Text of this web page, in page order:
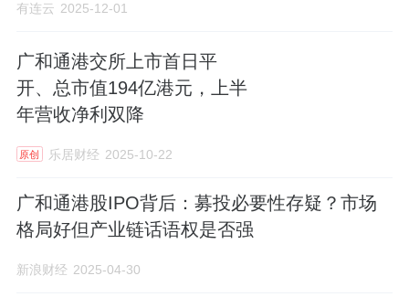
有连云 2025-12-01
广和通港交所上市首日平
开、总市值194亿港元，上半
年营收净利双降
原创 乐居财经 2025-10-22
广和通港股IPO背后：募投必要性存疑？市场
格局好但产业链话语权是否强
新浪财经 2025-04-30